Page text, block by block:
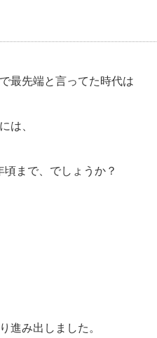
る通販”戦略視点(151)
行(85)
楠木建の
次もあなた
社長の右腕
最先端と言ってた時代は
は、
まで、でしょうか？
進み出しました。